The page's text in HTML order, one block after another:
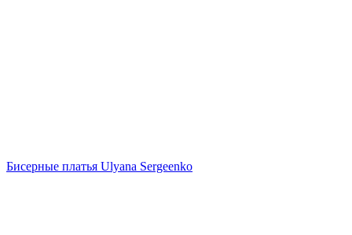
Бисерные платья Ulyana Sergeenko